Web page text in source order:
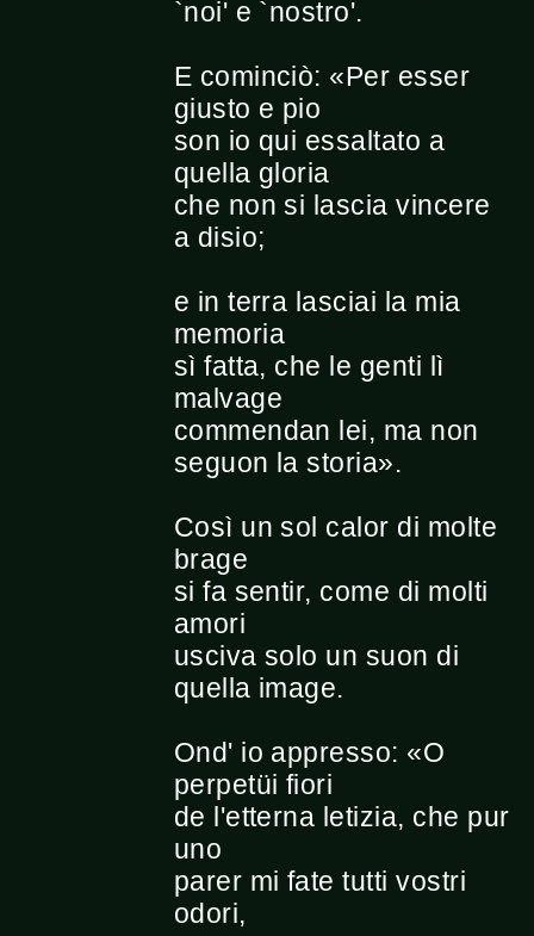
`noi' e `nostro'.
E cominciò: «Per esser
giusto e pio
son io qui essaltato a
quella gloria
che non si lascia vincere
a disio;
e in terra lasciai la mia
memoria
sì fatta, che le genti lì
malvage
commendan lei, ma non
seguon la storia».
Così un sol calor di molte
brage
si fa sentir, come di molti
amori
usciva solo un suon di
quella image.
Ond' io appresso: «O
perpetüi fiori
de l'etterna letizia, che pur
uno
parer mi fate tutti vostri
odori,